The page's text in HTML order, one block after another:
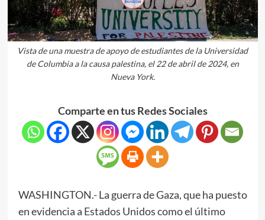
Vista de una muestra de apoyo de estudiantes de la Universidad
de Columbia a la causa palestina, el 22 de abril de 2024, en
Nueva York.
Comparte en tus Redes Sociales
WASHINGTON.- La guerra de Gaza, que ha puesto
en evidencia a Estados Unidos como el último